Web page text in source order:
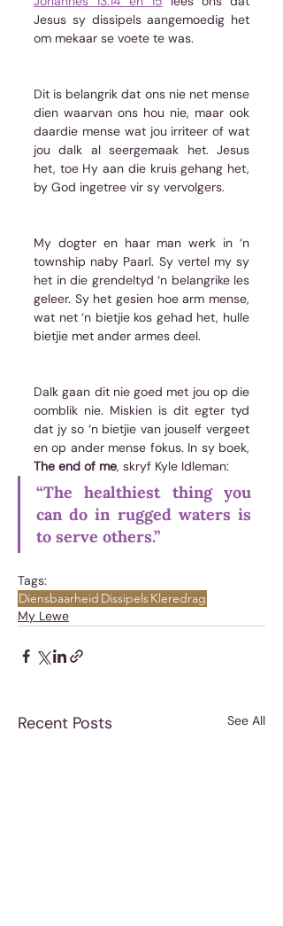
Jesus sy dissipels aangemoedig het
om mekaar se voete te was.
Dit is belangrik dat ons nie net mense
dien waarvan ons hou nie, maar ook
daardie mense wat jou irriteer of wat
jou dalk al seergemaak het. Jesus
het, toe Hy aan die kruis gehang het,
by God ingetree vir sy vervolgers.
My dogter en haar man werk in ‘n
township naby Paarl. Sy vertel my sy
het in die grendeltyd ‘n belangrike les
geleer. Sy het gesien hoe arm mense,
wat net ‘n bietjie kos gehad het, hulle
bietjie met ander armes deel.
Dalk gaan dit nie goed met jou op die
oomblik nie. Miskien is dit egter tyd
dat jy so ‘n bietjie van jouself vergeet
The end of me, skryf Kyle Idleman:
“The healthiest thing you
can do in rugged waters is
to serve others.”
Tags:
Diensbaarheid DissipelsKleredrag
My Lewe
Recent Posts See All